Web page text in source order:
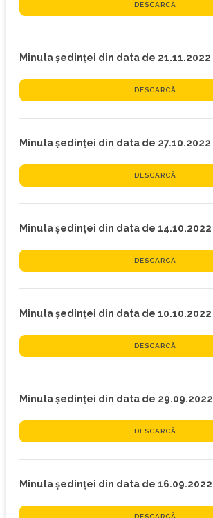
DESCARCĂ
Minuta ședinței din data de 21.11.2022
DESCARCĂ
Minuta ședinței din data de 27.10.2022
DESCARCĂ
Minuta ședinței din data de 14.10.2022
DESCARCĂ
Minuta ședinței din data de 10.10.2022
DESCARCĂ
Minuta ședinței din data de 29.09.2022
DESCARCĂ
Minuta ședinței din data de 16.09.2022
DESCARCĂ